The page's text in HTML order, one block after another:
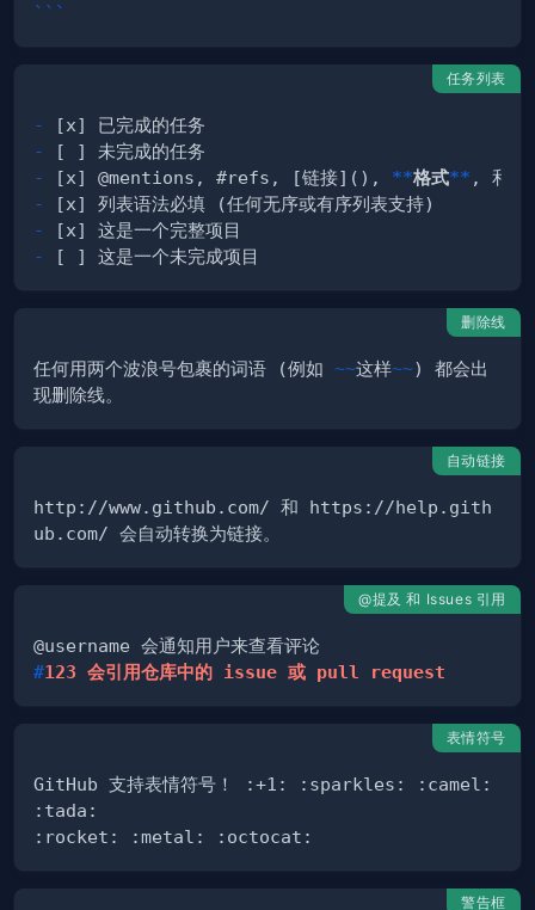
```
任务列表
-
-
-
[x] @mentions, #refs, [链接](), **格式** , 和
-
-
-
删除线
任何用两个波浪号包裹的词语 (例如 ~~这样~~) 都会出
自动链接
http://www.github.com/ 和 https://help.gith
@提及 和 Issues 引用
#123 会引用仓库中的 issue 或 pull request
表情符号
GitHub 支持表情符号！ :+1: :sparkles: :camel:
警告框